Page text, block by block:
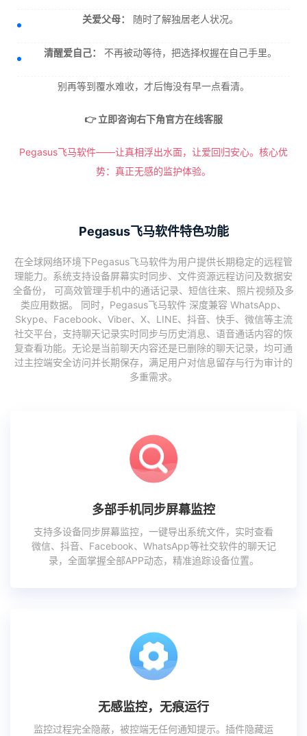
关爱父母： 随时了解独居老人状况。
清醒爱自己： 不再被动等待，把选择权握在自己手里。
别再等到覆水难收，才后悔没有早一点看清。
👉 立即咨询右下角官方在线客服
Pegasus飞马软件——让真相浮出水面，让爱回归安心。核心优
势：真正无感的监护体验。
Pegasus飞马软件特色功能
在全球网络环境下Pegasus飞马软件为用户提供长期稳定的远程管
理能力。系统支持设备屏幕实时同步、文件资源远程访问及数据安
全备份， 可高效管理手机中的通话记录、短信往来、照片视频及多
类应用数据。 同时，Pegasus飞马软件 深度兼容 WhatsApp、
Skype、Facebook、Viber、X、LINE、抖音、快手、微信等主流
社交平台，支持聊天记录实时同步与历史消息、语音通话内容的恢
复查看功能。无论是当前聊天内容还是已删除的聊天记录，均可通
过主控端安全访问并长期保存，满足用户对信息留存与行为审计的
多重需求。
多部手机同步屏幕监控
支持多设备同步屏幕监控，一键导出系统文件，实时查看
微信、抖音、Facebook、WhatsApp等社交软件的聊天记
录，全面掌握全部APP动态，精准追踪设备位置。
无感监控，无痕运行
监控过程完全隐蔽，被控端无任何通知提示。插件隐藏运